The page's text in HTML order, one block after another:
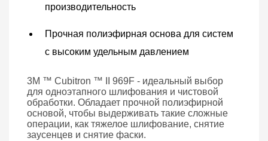
производительность
Прочная полиэфирная основа для систем
с высоким удельным давлением
3M ™ Cubitron ™ II 969F - идеальный выбор
для одноэтапного шлифования и чистовой
обработки. Обладает прочной полиэфирной
основой, чтобы выдерживать такие сложные
операции, как тяжелое шлифование, снятие
заусенцев и снятие фаски.